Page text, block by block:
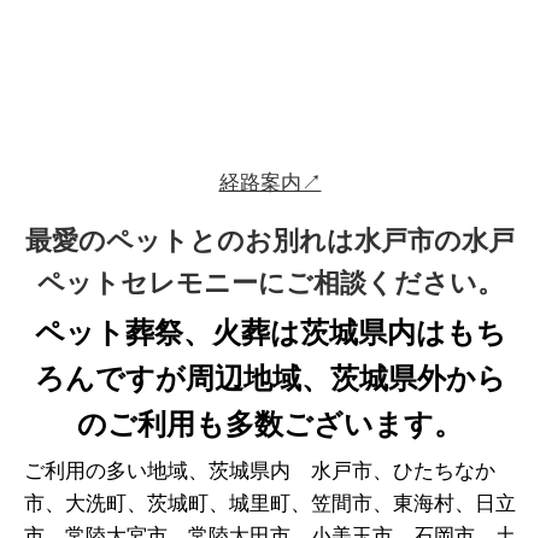
経路案内↗
最愛のペットとのお別れは水戸市の水戸
ペットセレモニーにご相談ください。
ペット葬祭、火葬は茨城県内はもち
ろんですが周辺地域、茨城県外から
のご利用も多数ございます。
ご利用の多い地域、茨城県内 水戸市、ひたちなか
市、大洗町、茨城町、城里町、笠間市、東海村、日立